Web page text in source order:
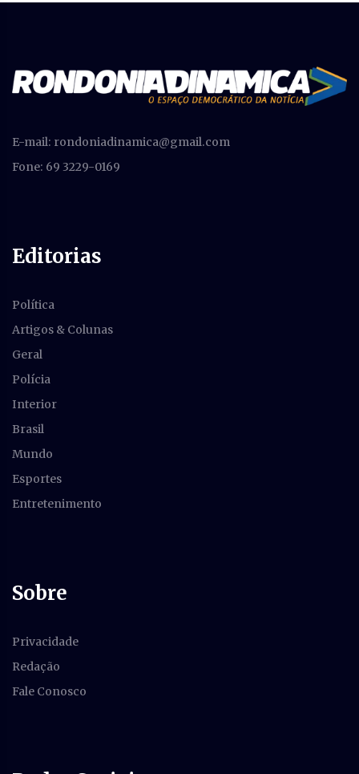
E-mail: rondoniadinamica@gmail.com
Fone: 69 3229-0169
Editorias
Política
Artigos & Colunas
Geral
Polícia
Interior
Brasil
Mundo
Esportes
Entretenimento
Sobre
Privacidade
Redação
Fale Conosco